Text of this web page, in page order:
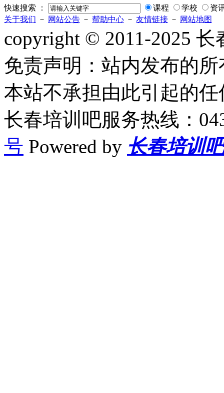
快速搜索 ： 课程 学校
资
关于我们 － 网站公告 － 帮助中心 － 友情链接 － 网站地图
copyright © 2011-2025
免责声明：站内发布的
本站不承担由此引起的
长春培训吧服务热线：
号 Powered by 长春培训吧